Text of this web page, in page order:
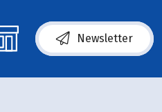
Newsletter